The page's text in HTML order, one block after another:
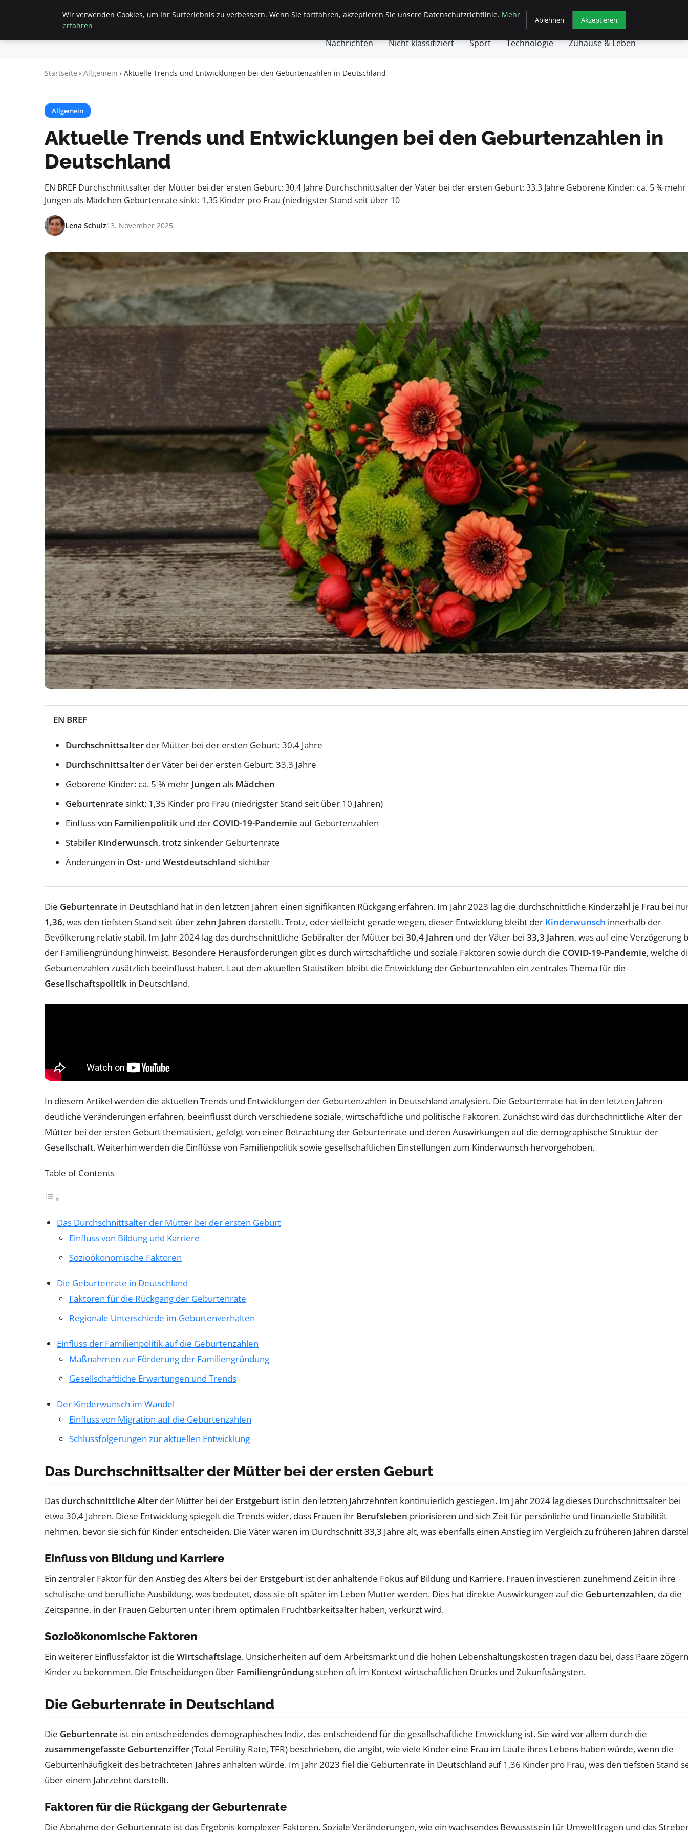
Beyond
Startseite Allgemein Finanzen & Immobilien Frauen / Mode Geschäft Gesundheit Haustiere Kochen
Nachrichten Nicht klassifiziert Sport Technologie Zuhause & Leben
Startseite Allgemein Aktuelle Trends und Entwicklungen bei den Geburtenzahlen in Deutschland
Allgemein
Aktuelle Trends und Entwicklungen bei den Geburtenzahlen in
Deutschland
EN BREF Durchschnittsalter der Mütter bei der ersten Geburt: 30,4 Jahre Durchschnittsalter der Väter bei der ersten Geburt: 33,3 Jahre Geborene Kinder: ca. 5 % mehr
Jungen als Mädchen Geburtenrate sinkt: 1,35 Kinder pro Frau (niedrigster Stand seit über 10
Lena Schulz13. November 2025
EN BREF
Durchschnittsalter der Mütter bei der ersten Geburt: 30,4 Jahre
Durchschnittsalter der Väter bei der ersten Geburt: 33,3 Jahre
Geborene Kinder: ca. 5 % mehr Jungen als Mädchen
Geburtenrate sinkt: 1,35 Kinder pro Frau (niedrigster Stand seit über 10 Jahren)
Einfluss von Familienpolitik und der COVID-19-Pandemie auf Geburtenzahlen
Stabiler Kinderwunsch, trotz sinkender Geburtenrate
Änderungen in Ost- und Westdeutschland sichtbar
Die Geburtenrate in Deutschland hat in den letzten Jahren einen signifikanten Rückgang erfahren. Im Jahr 2023 lag die durchschnittliche Kinderzahl je Frau bei
1,36, was den tiefsten Stand seit überzehn Jahren darstellt. Trotz, oder vielleicht gerade wegen, dieser Entwicklung bleibt der Kinderwunsch innerhalb der
Bevölkerung relativ stabil. Im Jahr 2024 lag das durchschnittliche Gebäralter der Mütter bei 30,4 Jahren und der Väter bei 33,3 Jahren, was auf eine Verzögerung
der Familiengründung hinweist. Besondere Herausforderungen gibt es durch wirtschaftliche und soziale Faktoren sowie durch die COVID-19-Pandemie, welche
Geburtenzahlen zusätzlich beeinflusst haben. Laut den aktuellen Statistiken bleibt die Entwicklung der Geburtenzahlen ein zentrales Thema für die
Gesellschaftspolitik in Deutschland.
In diesem Artikel werden die aktuellen Trends und Entwicklungen der Geburtenzahlen in Deutschland analysiert. Die Geburtenrate hat in den letzten Jahren
deutliche Veränderungen erfahren, beeinflusst durch verschiedene soziale, wirtschaftliche und politische Faktoren. Zunächst wird das durchschnittliche Alter der
Mütter bei der ersten Geburt thematisiert, gefolgt von einer Betrachtung der Geburtenrate und deren Auswirkungen auf die demographische Struktur der
Gesellschaft. Weiterhin werden die Einflüsse von Familienpolitik sowie gesellschaftlichen Einstellungen zum Kinderwunsch hervorgehoben.
Table of Contents
Das Durchschnittsalter der Mütter bei der ersten Geburt
Einfluss von Bildung und Karriere
Sozioökonomische Faktoren
Die Geburtenrate in Deutschland
Faktoren für die Rückgang der Geburtenrate
Regionale Unterschiede im Geburtenverhalten
Einfluss der Familienpolitik auf die Geburtenzahlen
Maßnahmen zur Förderung der Familiengründung
Gesellschaftliche Erwartungen und Trends
Der Kinderwunsch im Wandel
Einfluss von Migration auf die Geburtenzahlen
Schlussfolgerungen zur aktuellen Entwicklung
Das Durchschnittsalter der Mütter bei der ersten Geburt
Dasdurchschnittliche Alter der Mütter bei der Erstgeburt ist in den letzten Jahrzehnten kontinuierlich gestiegen. Im Jahr 2024 lag dieses Durchschnittsalter bei
etwa 30,4 Jahren. Diese Entwicklung spiegelt die Trends wider, dass Frauen ihr Berufsleben priorisieren und sich Zeit für persönliche und finanzielle Stabilität
nehmen, bevor sie sich für Kinder entscheiden. Die Väter waren im Durchschnitt 33,3 Jahre alt, was ebenfalls einen Anstieg im Vergleich zu früheren Jahren
Einfluss von Bildung und Karriere
Ein zentraler Faktor für den Anstieg des Alters bei der Erstgeburt ist der anhaltende Fokus auf Bildung und Karriere. Frauen investieren zunehmend Zeit in ihre
schulische und berufliche Ausbildung, was bedeutet, dass sie oft später im Leben Mutter werden. Dies hat direkte Auswirkungen auf die Geburtenzahlen, da die
Zeitspanne, in der Frauen Geburten unter ihrem optimalen Fruchtbarkeitsalter haben, verkürzt wird.
Sozioökonomische Faktoren
Ein weiterer Einflussfaktor ist die Wirtschaftslage. Unsicherheiten auf dem Arbeitsmarkt und die hohen Lebenshaltungskosten tragen dazu bei, dass Paare
Kinder zu bekommen. Die Entscheidungen über Familiengründungstehen oft im Kontext wirtschaftlichen Drucks und Zukunftsängsten.
Die Geburtenrate in Deutschland
Die Geburtenrate ist ein entscheidendes demographisches Indiz, das entscheidend für die gesellschaftliche Entwicklung ist. Sie wird vor allem durch die
zusammengefasste Geburtenziffer(Total Fertility Rate, TFR) beschrieben, die angibt, wie viele Kinder eine Frau im Laufe ihres Lebens haben würde, wenn die
Geburtenhäufigkeit des betrachteten Jahres anhalten würde. Im Jahr 2023 fiel die Geburtenrate in Deutschland auf 1,36 Kinder pro Frau, was den tiefsten Stand
über einem Jahrzehnt darstellt.
Faktoren für die Rückgang der Geburtenrate
Die Abnahme der Geburtenrate ist das Ergebnis komplexer Faktoren. Soziale Veränderungen, wie ein wachsendes Bewusstsein für Umweltfragen und das
Wir verwenden Cookies, um Ihr Surferlebnis zu verbessern. Wenn Sie fortfahren, akzeptieren Sie unsere Datenschutzrichtlinie. Mehr
erfahren
Ablehnen Akzeptieren